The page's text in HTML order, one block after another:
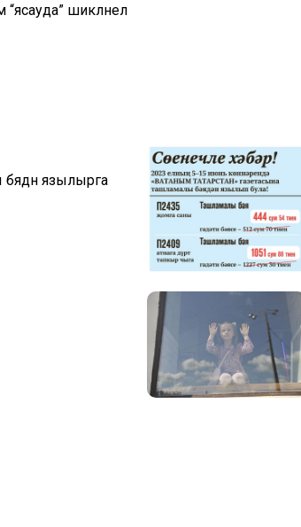
шикләнелә
язылырга